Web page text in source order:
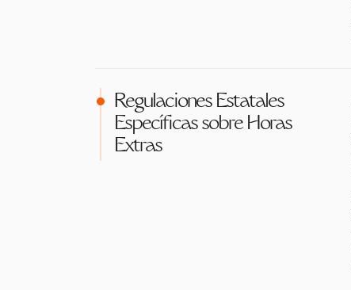
Regulaciones Estatales
Específicas sobre Horas
Extras